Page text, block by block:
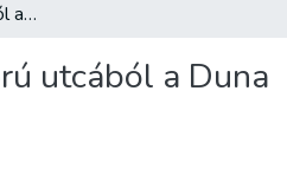
Kilátás a Koszorú utcából a Duna és Csepel felé
utcából a Duna